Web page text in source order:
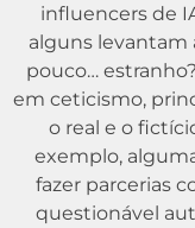
influencers de
alguns levantam
pouco…
em ceticismo,
o real e o
exemplo,
fazer parcerias
questionável